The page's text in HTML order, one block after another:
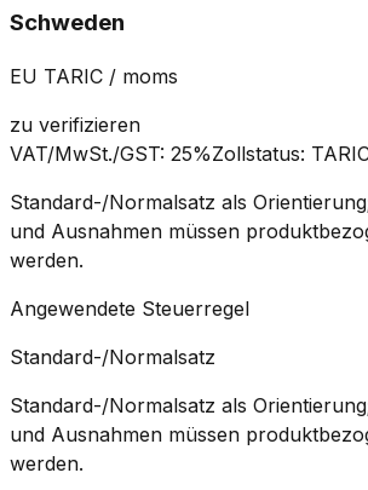
Schweden
EU TARIC / moms
zu verifizieren
VAT/MwSt./GST: 25%Zollstatus:
Standard-/Normalsatz als
und Ausnahmen müssen
werden.
Angewendete Steuerregel
Standard-/Normalsatz
Standard-/Normalsatz als
und Ausnahmen müssen
werden.